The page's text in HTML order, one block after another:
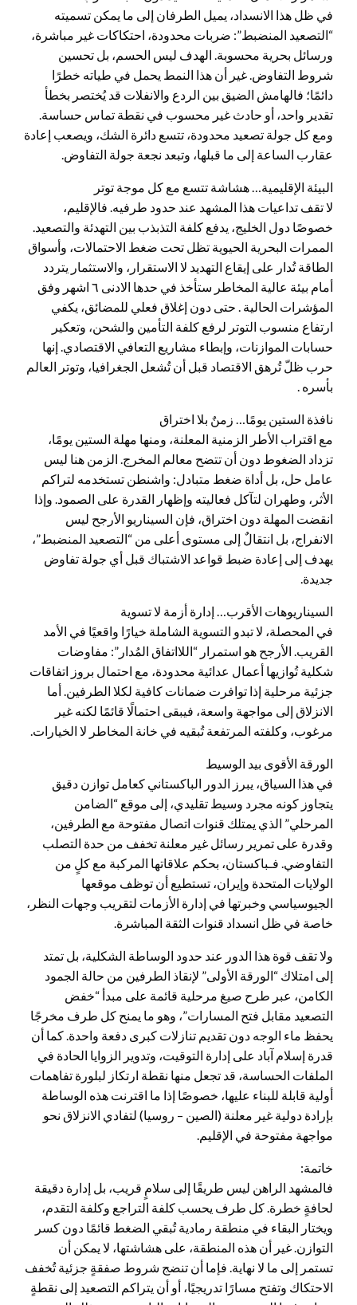
في ظل هذا الانسداد، يميل الطرفان إلى ما يمكن تسميته
“التصعيد المنضبط”: ضربات محدودة، احتكاكات غير مباشرة،
ورسائل بحرية محسوبة. الهدف ليس الحسم، بل تحسين
شروط التفاوض. غير أن هذا النمط يحمل في طياته خطرًا
دائمًا؛ فالهامش الضيق بين الردع والانفلات قد يُختصر بخطأ
تقدير واحد، أو حادث غير محسوب في نقطة تماس حساسة.
ومع كل جولة تصعيد محدودة، تتسع دائرة الشك، ويصعب إعادة
عقارب الساعة إلى ما قبلها، وتبعد نجعة جولة التفاوض.
البيئة الإقليمية… هشاشة تتسع مع كل موجة توتر
لا تقف تداعيات هذا المشهد عند حدود طرفيه. فالإقليم،
خصوصًا دول الخليج، يدفع كلفة التذبذب بين التهدئة والتصعيد.
الممرات البحرية الحيوية تظل تحت ضغط الاحتمالات، وأسواق
الطاقة تُدار على إيقاع التهديد لا الاستقرار، والاستثمار يتردد
أمام بيئة عالية المخاطر ستأخذ في حدها الادنى ٦ اشهر وفق
المؤشرات الحالية . حتى دون إغلاق فعلي للمضائق، يكفي
ارتفاع منسوب التوتر لرفع كلفة التأمين والشحن، وتعكير
حسابات الموازنات، وإبطاء مشاريع التعافي الاقتصادي. إنها
حرب ظلّ تُرهق الاقتصاد قبل أن تُشعل الجغرافيا، وتوتر العالم
بأسره .
نافذة الستين يومًا… زمنٌ بلا اختراق
مع اقتراب الأطر الزمنية المعلنة، ومنها مهلة الستين يومًا،
تزداد الضغوط دون أن تتضح معالم المخرج. الزمن هنا ليس
عامل حل، بل أداة ضغط متبادل: واشنطن تستخدمه لتراكم
الأثر، وطهران لتآكل فعاليته وإظهار القدرة على الصمود. وإذا
انقضت المهلة دون اختراق، فإن السيناريو الأرجح ليس
الانفراج، بل انتقالٌ إلى مستوى أعلى من “التصعيد المنضبط”،
يهدف إلى إعادة ضبط قواعد الاشتباك قبل أي جولة تفاوض
جديدة.
السيناريوهات الأقرب… إدارة أزمة لا تسوية
في المحصلة، لا تبدو التسوية الشاملة خيارًا واقعيًا في الأمد
القريب. الأرجح هو استمرار “اللااتفاق المُدار”: مفاوضات
شكلية تُوازيها أعمال عدائية محدودة، مع احتمال بروز اتفاقات
جزئية مرحلية إذا توافرت ضمانات كافية لكلا الطرفين. أما
الانزلاق إلى مواجهة واسعة، فيبقى احتمالًا قائمًا لكنه غير
مرغوب، وكلفته المرتفعة تُبقيه في خانة المخاطر لا الخيارات.
الورقة الأقوى بيد الوسيط
في هذا السياق، يبرز الدور الباكستاني كعامل توازن دقيق
يتجاوز كونه مجرد وسيط تقليدي، إلى موقع “الضامن
المرحلي” الذي يمتلك قنوات اتصال مفتوحة مع الطرفين،
وقدرة على تمرير رسائل غير معلنة تخفف من حدة التصلب
التفاوضي. فـباكستان، بحكم علاقاتها المركبة مع كلٍ من
الولايات المتحدة وإيران، تستطيع أن توظف موقعها
الجيوسياسي وخبرتها في إدارة الأزمات لتقريب وجهات النظر،
خاصة في ظل انسداد قنوات الثقة المباشرة.
ولا تقف قوة هذا الدور عند حدود الوساطة الشكلية، بل تمتد
إلى امتلاك “الورقة الأولى” لإنقاذ الطرفين من حالة الجمود
الكامن، عبر طرح صيغ مرحلية قائمة على مبدأ “خفض
التصعيد مقابل فتح المسارات”، وهو ما يمنح كل طرف مخرجًا
يحفظ ماء الوجه دون تقديم تنازلات كبرى دفعة واحدة. كما أن
قدرة إسلام آباد على إدارة التوقيت، وتدوير الزوايا الحادة في
الملفات الحساسة، قد تجعل منها نقطة ارتكاز لبلورة تفاهمات
أولية قابلة للبناء عليها، خصوصًا إذا ما اقترنت هذه الوساطة
بإرادة دولية غير معلنة (الصين – روسيا) لتفادي الانزلاق نحو
مواجهة مفتوحة في الإقليم.
خاتمة:
فالمشهد الراهن ليس طريقًا إلى سلامٍ قريب، بل إدارة دقيقة
لحافةٍ خطرة. كل طرف يحسب كلفة التراجع وكلفة التقدم،
ويختار البقاء في منطقة رمادية تُبقي الضغط قائمًا دون كسر
التوازن. غير أن هذه المنطقة، على هشاشتها، لا يمكن أن
تستمر إلى ما لا نهاية. فإما أن تنضج شروط صفقةٍ جزئية تُخفف
الاحتكاك وتفتح مسارًا تدريجيًا، أو أن يتراكم التصعيد إلى نقطةٍ